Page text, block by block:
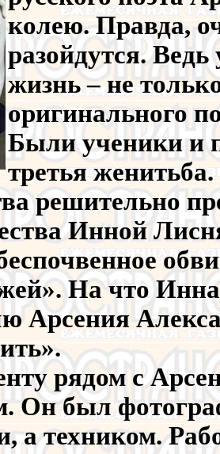
колею. Правда,
разойдутся.
жизнь – не
оригинального
Были ученики и
третья
решительно
Инной
На что
Арсения
рядом с
Он был
а техником.